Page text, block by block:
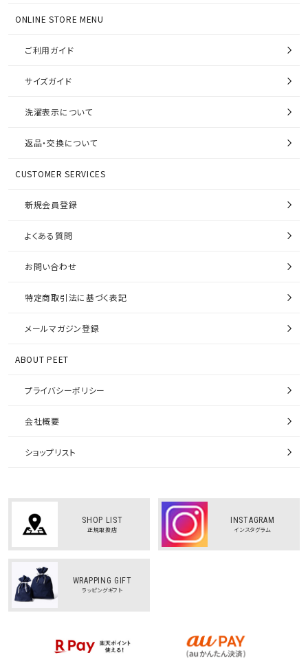
ONLINE STORE MENU
ご利用ガイド
サイズガイド
洗濯表示について
返品・交換について
CUSTOMER SERVICES
新規会員登録
よくある質問
お問い合わせ
特定商取引法に基づく表記
メールマガジン登録
ABOUT PEET
プライバシーポリシー
会社概要
ショップリスト
SHOP LIST
正規取扱店
INSTAGRAM
インスタグラム
WRAPPING GIFT
ラッピングギフト